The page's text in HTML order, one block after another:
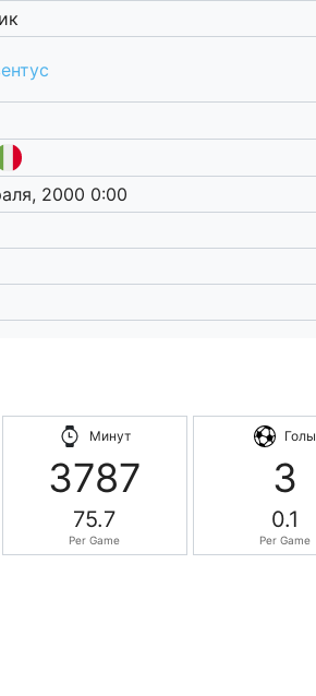
2000 0:00
Минут
3787
75.7
Per Game
Голы
3
0.1
Per Game